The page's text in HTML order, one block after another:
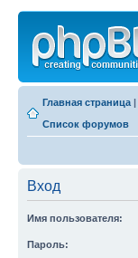
Главная страница |
Список форумов
Вход
Имя пользователя:
Пароль: